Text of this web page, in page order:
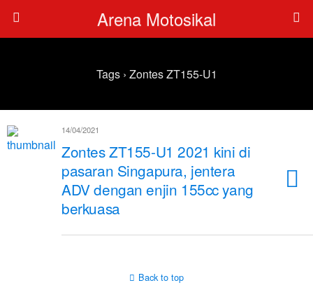
Arena Motosikal
Tags › Zontes ZT155-U1
14/04/2021
Zontes ZT155-U1 2021 kini di
pasaran Singapura, jentera
ADV dengan enjin 155cc yang
berkuasa
Back to top